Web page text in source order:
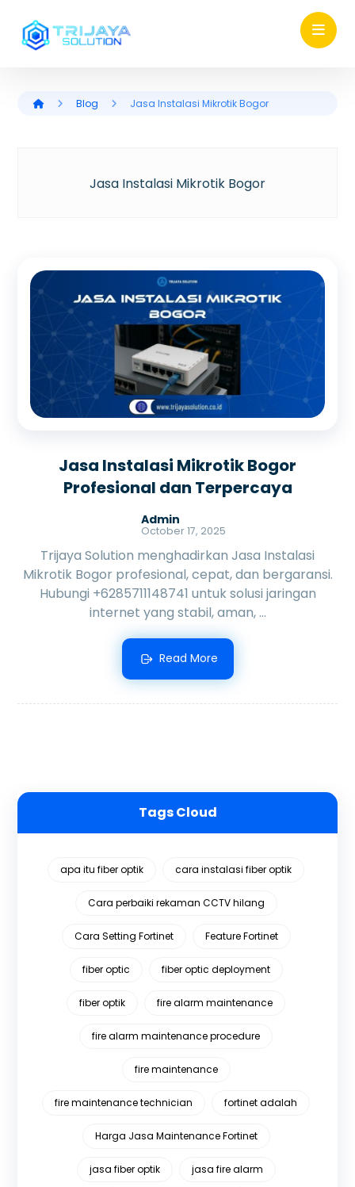
Blog Jasa Instalasi Mikrotik Bogor
Jasa Instalasi Mikrotik Bogor
Jasa Instalasi Mikrotik Bogor
Profesional dan Terpercaya
Admin
October 17, 2025
Trijaya Solution menghadirkan Jasa Instalasi
Mikrotik Bogor profesional, cepat, dan bergaransi.
Hubungi +6285711148741 untuk solusi jaringan
internet yang stabil, aman, ...
Read More
Tags Cloud
apa itu fiber optik cara instalasi fiber optik
Cara perbaiki rekaman CCTV hilang
Cara Setting Fortinet Feature Fortinet
fiber optic fiber optic deployment
fiber optik fire alarm maintenance
fire alarm maintenance procedure
fire maintenance
fire maintenance technician fortinet adalah
Harga Jasa Maintenance Fortinet
jasa fiber optik jasa fire alarm